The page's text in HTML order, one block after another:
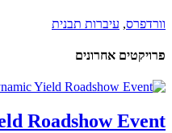
וורדפרס, עיברות תבנית
פרויקטים אחרונים
Roadshow Event